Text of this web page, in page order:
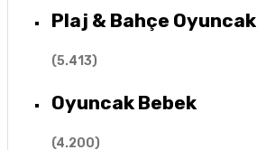
Plaj & Bahçe Oyuncak
(5.413)
Oyuncak Bebek
(4.200)